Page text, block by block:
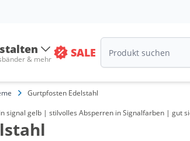
& mehr SALE
Gurtpfosten Edelstahl
gelb | stilvolles Absperren in Signalfarben | gut